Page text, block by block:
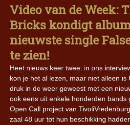
Video van de Week:
Bricks kondigt
nieuwste single
te zien!
Heet nieuws keer twee: in ons
kon je het al lezen, maar niet alleen is
druk in de weer geweest met een
ook eens uit enkele honderden bands
Open Call project van
zaal 48 uur tot hun beschikking